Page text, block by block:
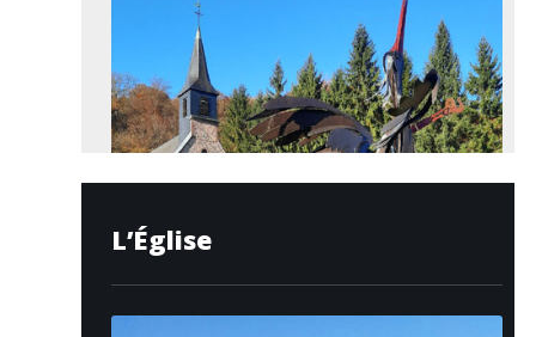
L’Église